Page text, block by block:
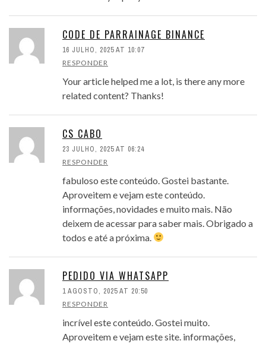
CODE DE PARRAINAGE BINANCE
16 JULHO, 2025 AT 10:07
RESPONDER
Your article helped me a lot, is there any more
related content? Thanks!
CS CABO
23 JULHO, 2025 AT 06:24
RESPONDER
fabuloso este conteúdo. Gostei bastante.
Aproveitem e vejam este conteúdo.
informações, novidades e muito mais. Não
deixem de acessar para saber mais. Obrigado a
todos e até a próxima.
PEDIDO VIA WHATSAPP
1 AGOSTO, 2025 AT 20:50
RESPONDER
incrível este conteúdo. Gostei muito.
Aproveitem e vejam este site. informações,